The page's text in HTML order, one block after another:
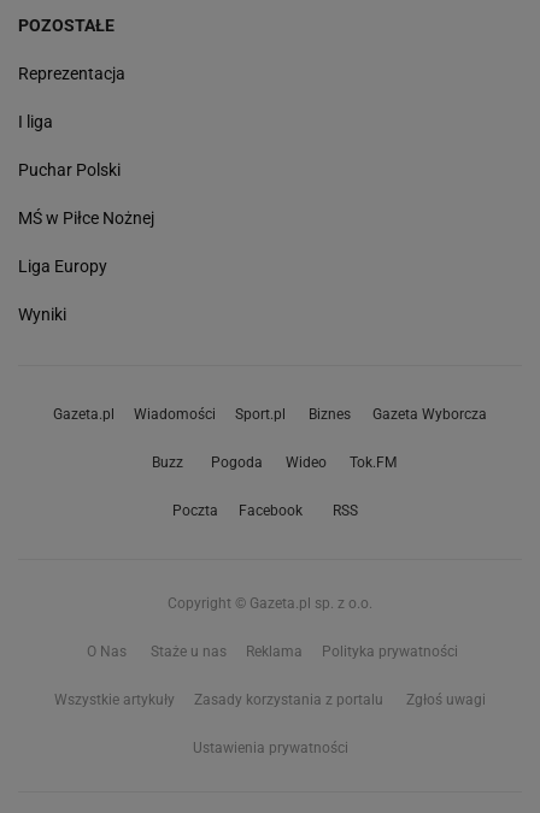
POZOSTAŁE
Reprezentacja
I liga
Puchar Polski
MŚ w Piłce Nożnej
Liga Europy
Wyniki
Gazeta.pl Wiadomości Sport.pl Biznes Gazeta Wyborcza
Buzz Pogoda Wideo Tok.FM
Poczta Facebook RSS
Copyright © Gazeta.pl sp. z o.o.
O Nas Staże u nas Reklama Polityka prywatności
Wszystkie artykuły Zasady korzystania z portalu Zgłoś uwagi
Ustawienia prywatności